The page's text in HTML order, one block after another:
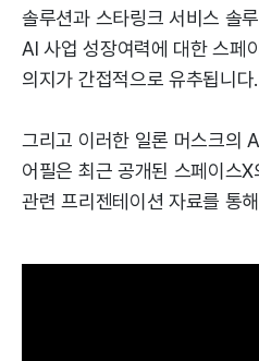
솔루션과 스타링크 서비스 솔
AI 사업 성장여력에 대한 스페
의지가 간접적으로 유추됩니다.
그리고 이러한 일론 머스크의
어필은 최근 공개된 스페이스
관련 프리젠테이션 자료를 통